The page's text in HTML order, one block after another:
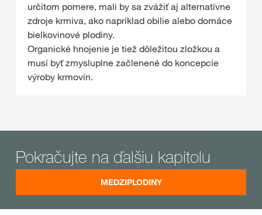
určitom pomere, mali by sa zvážiť aj alternatívne
zdroje krmiva, ako napríklad obilie alebo domáce
bielkovinové plodiny.
Organické hnojenie je tiež dôležitou zložkou a
musí byť zmysluplne začlenené do koncepcie
výroby krmovín.
Pokračujte na ďalšiu kapitolu
MEDZIPLODINY